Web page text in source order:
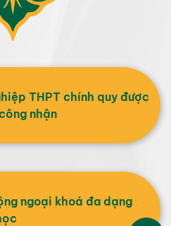
THPT chính quy được
nhận
ngoại khoá đa dạng